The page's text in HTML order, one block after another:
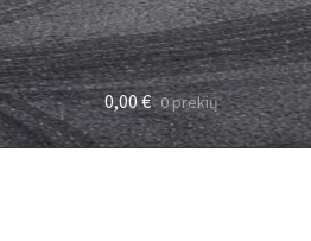
0,00€ 0 prekių